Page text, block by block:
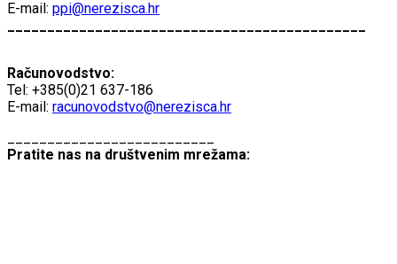
E-mail: ppi@nerezisca.hr
Računovodstvo:
Tel: +385(0)21 637-186
E-mail: racunovodstvo@nerezisca.hr
Pratite nas na društvenim mrežama: